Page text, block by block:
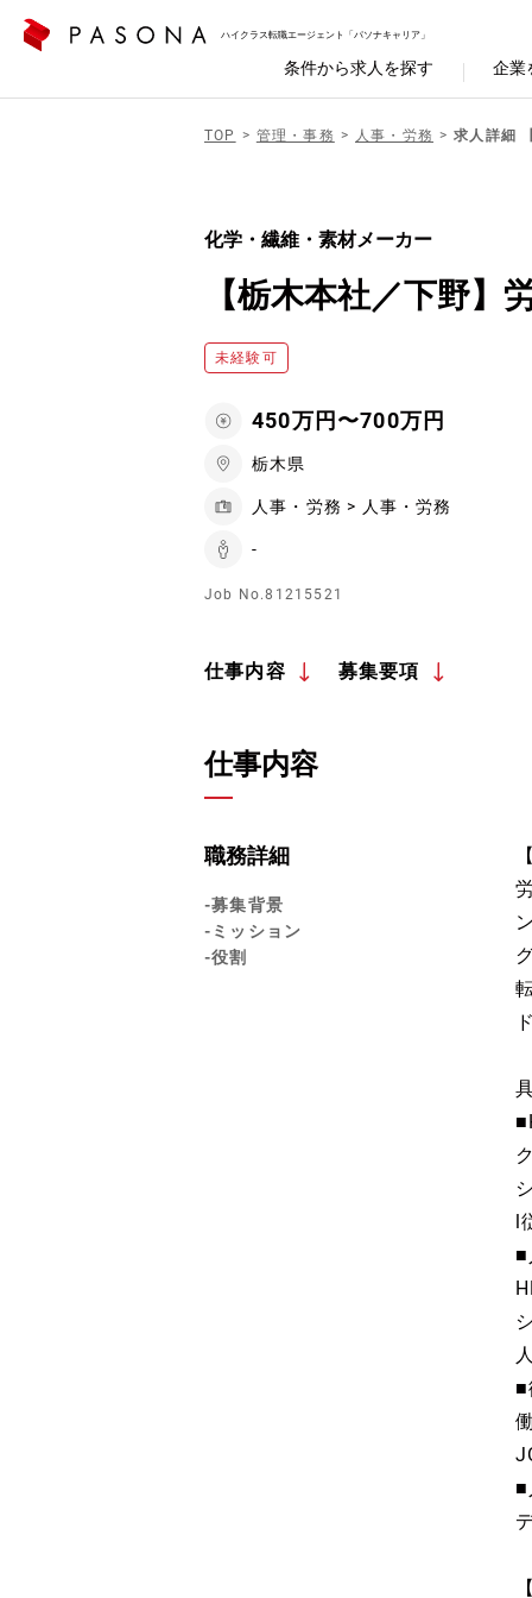
ハイクラス転職エージェント「パソナキャリア」
条件から求人を探す 企業
TOP 管理・事務 人事・労務 求人詳細
化学・繊維・素材メーカー
【栃木本社／下野
未経験可
450万円〜700万円
栃木県
人事・労務 > 人事・労務
-
Job No.81215521
仕事内容 募集要項
仕事内容
職務詳細
-募集背景
-ミッション
-役割
l
■
■
■